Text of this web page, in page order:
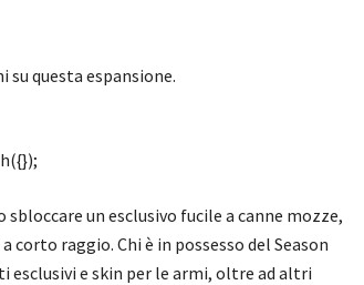
questa espansione.
un esclusivo fucile a canne mozze,
raggio. Chi è in possesso del Season
esclusivi e skin per le armi, oltre ad altri